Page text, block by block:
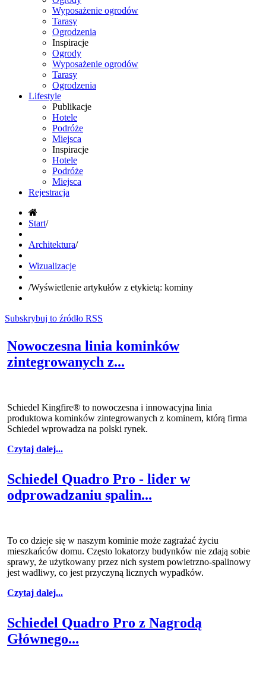
Wyposażenie ogrodów
Tarasy
Ogrodzenia
Inspiracje
Ogrody
Wyposażenie ogrodów
Tarasy
Ogrodzenia
Lifestyle
Publikacje
Hotele
Podróże
Miejsca
Inspiracje
Hotele
Podróże
Miejsca
Rejestracja
Start/
Architektura/
Wizualizacje
/Wyświetlenie artykułów z etykietą: kominy
Subskrybuj to źródło RSS
Nowoczesna linia kominków
zintegrowanych z...
Schiedel Kingfire® to nowoczesna i innowacyjna linia
produktowa kominków zintegrowanych z kominem, którą firma
Schiedel wprowadza na polski rynek.
Czytaj dalej...
Schiedel Quadro Pro - lider w
odprowadzaniu spalin...
To co dzieje się w naszym kominie może zagrażać życiu
mieszkańców domu. Często lokatorzy budynków nie zdają sobie
sprawy, że użytkowany przez nich system powietrzno-spalinowy
jest wadliwy, co jest przyczyną licznych wypadków.
Czytaj dalej...
Schiedel Quadro Pro z Nagrodą
Głównego...